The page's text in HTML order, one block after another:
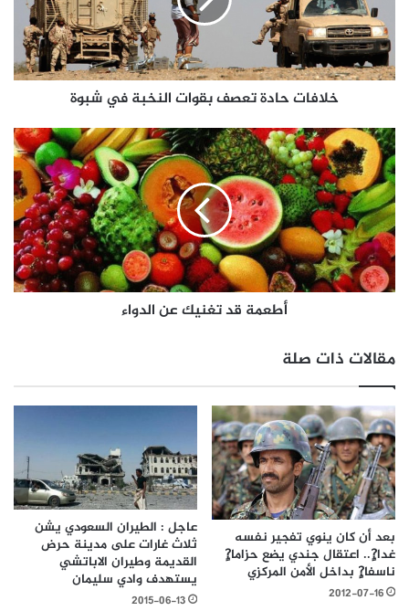
خلافات حادة تعصف بقوات النخبة في شبوة
أطعمة قد تغنيك عن الدواء
مقالات ذات صلة
بعد أن كان ينوي تفجير نفسه
غدا?ٍ.. اعتقال جندي يضع حزاما?ٍ
ناسفا?ٍ بداخل الأمن المركزي
2012-07-16
عاجل : الطيران السعودي يشن
ثلاث غارات على مدينة حرض
القديمة وطيران الاباتشي
يستهدف وادي سليمان
2015-06-13